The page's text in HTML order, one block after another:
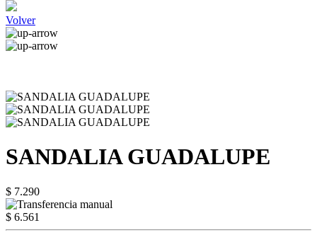
Volver
SANDALIA GUADALUPE
$ 7.290
$ 6.561